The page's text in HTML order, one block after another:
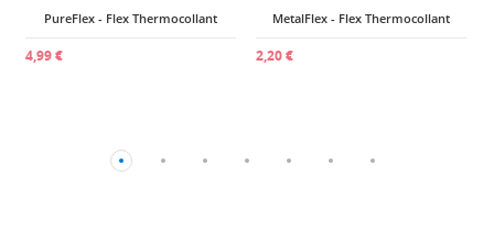
PureFlex - Flex Thermocollant
4,99 €
MetalFlex - Flex Thermocollant
2,20 €